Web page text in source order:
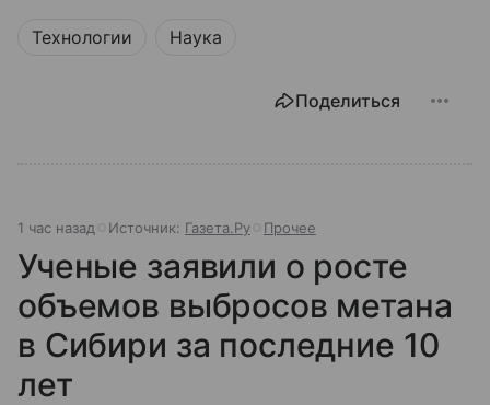
Технологии Наука
Поделиться
1 час назад Источник: Газета.Ру Прочее
Ученые заявили о росте
объемов выбросов метана
в Сибири за последние 10
лет